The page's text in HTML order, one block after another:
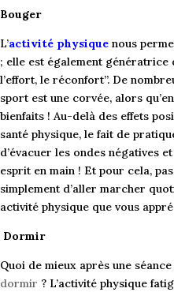
Bouger
L’activité physique nous
; elle est également génératrice
l’effort, le réconfort”. De
sport est une corvée, alors
bienfaits ! Au-delà des effets
santé physique, le fait de
d’évacuer les ondes négatives
esprit en main ! Et pour cela,
simplement d’aller marcher
activité physique que vous
Dormir
Quoi de mieux après une
dormir ? L’activité physique